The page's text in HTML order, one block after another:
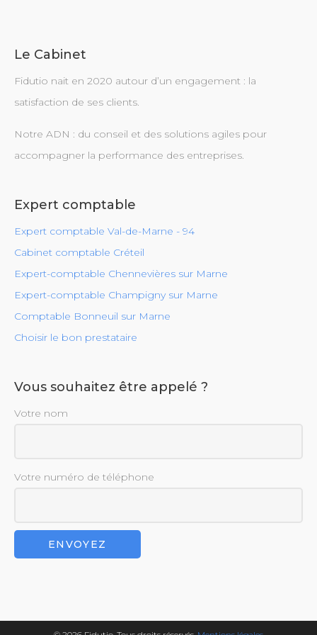
Le Cabinet
Fidutio nait en 2020 autour d’un engagement : la
satisfaction de ses clients.
Notre ADN : du conseil et des solutions agiles pour
accompagner la performance des entreprises.
Expert comptable
Expert comptable Val-de-Marne - 94
Cabinet comptable Créteil
Expert-comptable Chennevières sur Marne
Expert-comptable Champigny sur Marne
Comptable Bonneuil sur Marne
Choisir le bon prestataire
Vous souhaitez être appelé ?
Votre nom
Votre numéro de téléphone